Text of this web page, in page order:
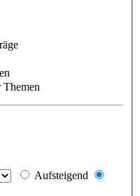
Themen
Aufsteigend